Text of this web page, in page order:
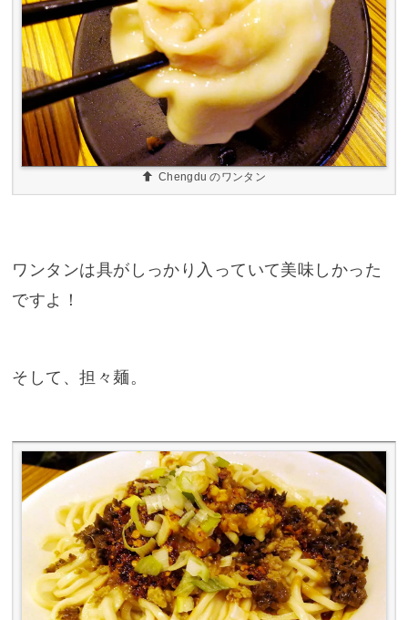
Chengdu のワンタン
ワンタンは具がしっかり入っていて美味しかった
ですよ！
そして、担々麺。